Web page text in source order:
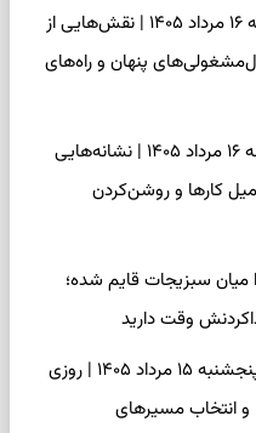
فال قهوه امروز جمعه ۱۶ مرداد ۱۴۰۵ | نقش‌هایی از
پنهان و راه‌های
فال شمع امروز جمعه ۱۶ مرداد ۱۴۰۵ | نشانه‌هایی
کارها و روشن‌کردن
میان سبزیجات قایم شده؛
فال سرنوشت امروز پنجشنبه ۱۵ مرداد ۱۴۰۵ | روزی
و انتخاب مسیرهای